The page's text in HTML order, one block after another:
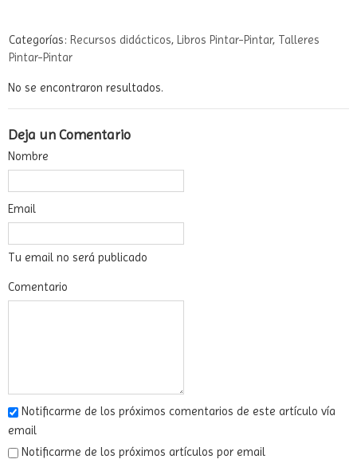
Categorías: Recursos didácticos, Libros Pintar-Pintar, Talleres
Pintar-Pintar
No se encontraron resultados.
Deja un Comentario
Nombre
Email
Tu email no será publicado
Comentario
Notificarme de los próximos comentarios de este artículo vía
email
Notificarme de los próximos artículos por email